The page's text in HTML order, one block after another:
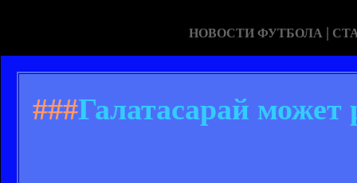
НОВОСТИ ФУТБОЛА |
###Галатасарай